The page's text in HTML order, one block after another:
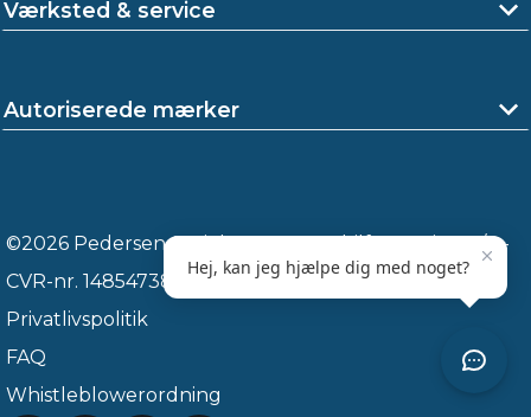
Værksted & service
Autoriserede mærker
©2026 Pedersen & Nielsen Automobilforretning A/S -
CVR-nr. 14854738
Privatlivspolitik
FAQ
Whistleblowerordning